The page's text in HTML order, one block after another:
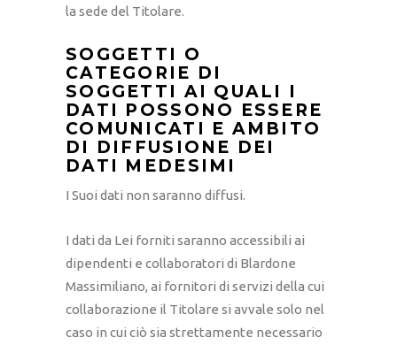
la sede del Titolare.
SOGGETTI O
CATEGORIE DI
SOGGETTI AI QUALI I
DATI POSSONO ESSERE
COMUNICATI E AMBITO
DI DIFFUSIONE DEI
DATI MEDESIMI
I Suoi dati non saranno diffusi.
I dati da Lei forniti saranno accessibili ai
dipendenti e collaboratori di Blardone
Massimiliano, ai fornitori di servizi della cui
collaborazione il Titolare si avvale solo nel
caso in cui ciò sia strettamente necessario